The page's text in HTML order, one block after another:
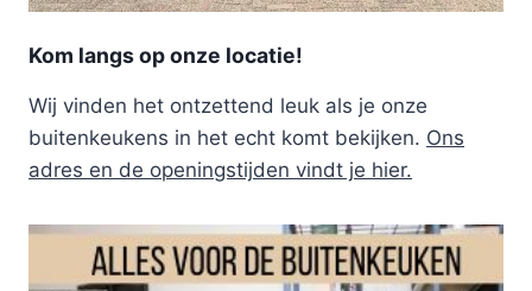
Kom langs op onze locatie!
Wij vinden het ontzettend leuk als je onze
buitenkeukens in het echt komt bekijken. Ons
adres en de openingstijden vindt je hier.